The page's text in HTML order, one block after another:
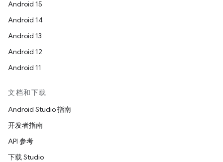
Android 15
Android 14
Android 13
Android 12
Android 11
文档和下载
Android Studio 指南
开发者指南
API 参考
下载 Studio